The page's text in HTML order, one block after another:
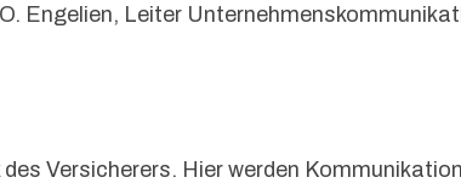
Engelien, Leiter
Versicherers. Hier werden